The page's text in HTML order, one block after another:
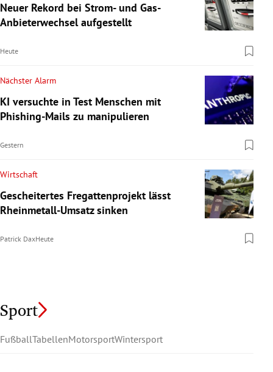
Neuer Rekord bei Strom- und Gas-
Anbieterwechsel aufgestellt
Heute
Nächster Alarm
KI versuchte in Test Menschen mit
Phishing-Mails zu manipulieren
Gestern
Wirtschaft
Gescheitertes Fregattenprojekt lässt
Rheinmetall-Umsatz sinken
Patrick DaxHeute
Sport
FußballTabellenMotorsportWintersport